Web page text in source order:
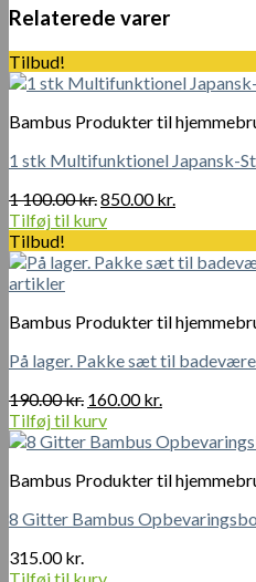
Relaterede varer
Tilbud!
Bambus Produkter til
1 stk Multifunktionel Japansk-
1 100.00kr.Den
oprindelige
var:
850.00kr.
er:
Tilføj til kurv
Tilbud!
Bambus Produkter til
På lager. Pakke sæt til
190.00kr. Den
oprindelige
pris
190.00 kr..
160.00kr.
pris
160.00 kr..
Tilføj til kurv
Bambus Produkter til
8 Gitter Bambus
315.00kr.